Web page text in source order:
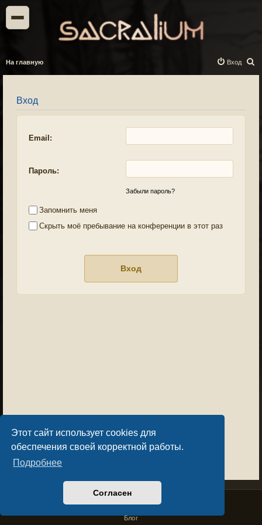
Этот сайт использует cookies для
обеспечения своей корректной работы.
Подробнее
Согласен
На главную
о
Вход
Вход
Email:
Пароль:
Забыли пароль?
Запомнить меня
Скрыть моё пребывание на конференции в этот раз
Privacy PolicyLicense Agreement
Copyright © Sacralium Games 2023-
Блог